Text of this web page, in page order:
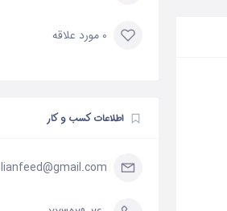
0 مورد علاقه
اطلاعات کسب و کار
lianfeed@gmail.com